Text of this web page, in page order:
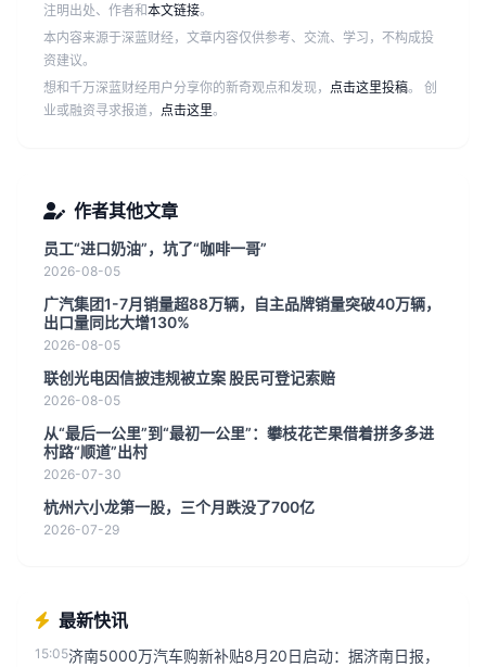
注明出处、作者和本文链接。
本内容来源于深蓝财经，文章内容仅供参考、交流、学习，不构成投
资建议。
想和千万深蓝财经用户分享你的新奇观点和发现， 点击这里投稿。 创
业或融资寻求报道， 点击这里。
作者其他文章
员工“进口奶油”，坑了“咖啡一哥”
2026-08-05
广汽集团1-7月销量超88万辆，自主品牌销量突破40万辆，
出口量同比大增130%
2026-08-05
联创光电因信披违规被立案 股民可登记索赔
2026-08-05
从“最后一公里”到“最初一公里”：攀枝花芒果借着拼多多进
村路“顺道”出村
2026-07-30
杭州六小龙第一股，三个月跌没了700亿
2026-07-29
最新快讯
15:05济南5000万汽车购新补贴8月20日启动：据济南日报，